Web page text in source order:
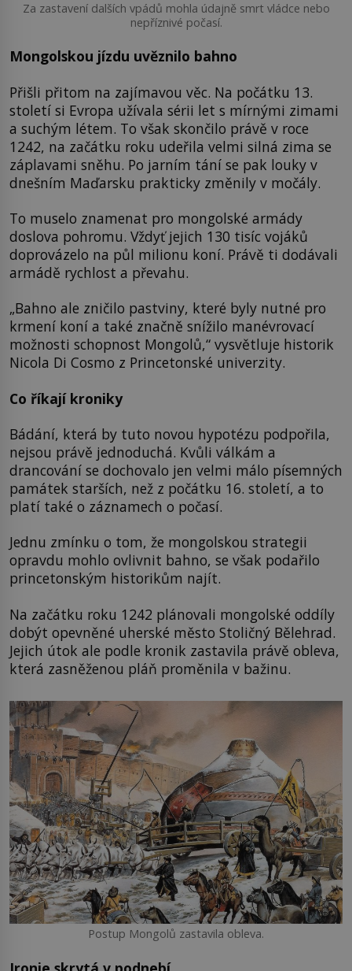
Za zastavení dalších vpádů mohla údajně smrt vládce nebo
nepříznivé počasí.
Mongolskou jízdu uvěznilo bahno
Přišli přitom na zajímavou věc. Na počátku 13.
století si Evropa užívala sérii let s mírnými zimami
a suchým létem. To však skončilo právě v roce
1242, na začátku roku udeřila velmi silná zima se
záplavami sněhu. Po jarním tání se pak louky v
dnešním Maďarsku prakticky změnily v močály.
To muselo znamenat pro mongolské armády
doslova pohromu. Vždyť jejich 130 tisíc vojáků
doprovázelo na půl milionu koní. Právě ti dodávali
armádě rychlost a převahu.
„Bahno ale zničilo pastviny, které byly nutné pro
krmení koní a také značně snížilo manévrovací
možnosti schopnost Mongolů,“ vysvětluje historik
Nicola Di Cosmo z Princetonské univerzity.
Co říkají kroniky
Bádání, která by tuto novou hypotézu podpořila,
nejsou právě jednoduchá. Kvůli válkám a
drancování se dochovalo jen velmi málo písemných
památek starších, než z počátku 16. století, a to
platí také o záznamech o počasí.
Jednu zmínku o tom, že mongolskou strategii
opravdu mohlo ovlivnit bahno, se však podařilo
princetonským historikům najít.
Na začátku roku 1242 plánovali mongolské oddíly
dobýt opevněné uherské město Stoličný Bělehrad.
Jejich útok ale podle kronik zastavila právě obleva,
která zasněženou pláň proměnila v bažinu.
Postup Mongolů zastavila obleva.